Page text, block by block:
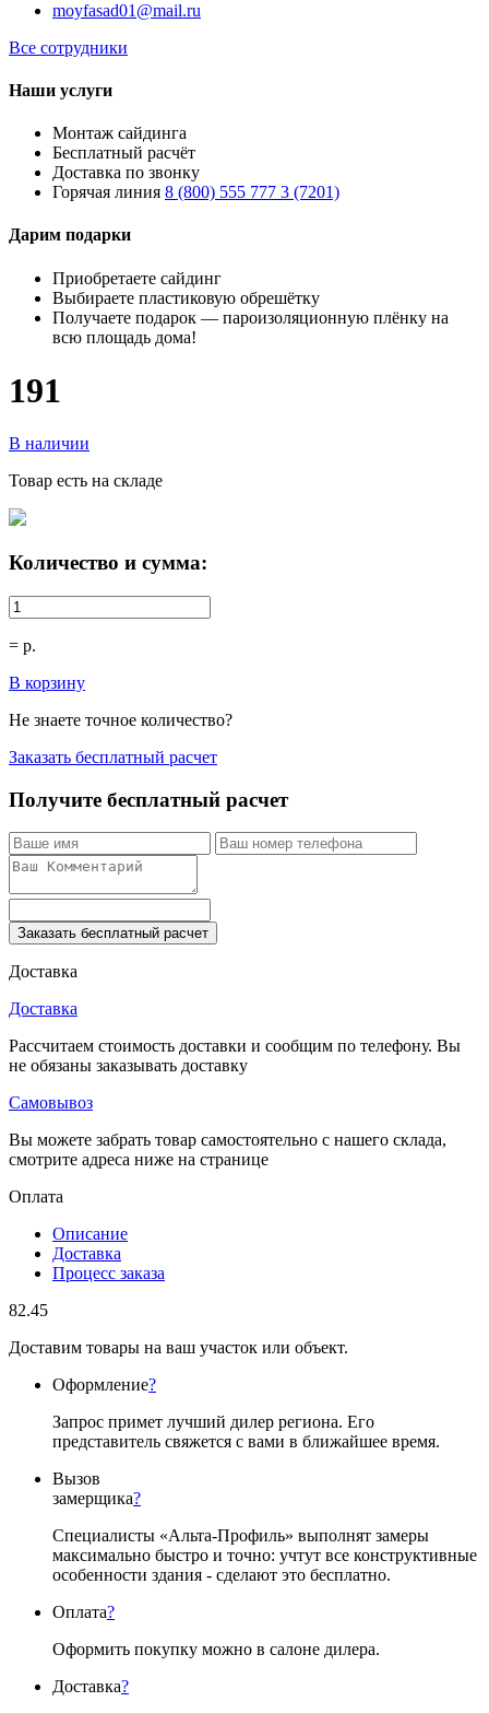
moyfasad01@mail.ru
Все сотрудники
Наши услуги
Монтаж сайдинга
Бесплатный расчёт
Доставка по звонку
Горячая линия 8 (800) 555 777 3 (7201)
Дарим подарки
Приобретаете сайдинг
Выбираете пластиковую обрешётку
Получаете подарок — пароизоляционную плёнку на
всю площадь дома!
191
В наличии
Товар есть на складе
Количество и сумма:
= р.
В корзину
Не знаете точное количество?
Заказать бесплатный расчет
Получите бесплатный расчет
Заказать бесплатный расчет
Доставка
Доставка
Рассчитаем стоимость доставки и сообщим по телефону. Вы
не обязаны заказывать доставку
Самовывоз
Вы можете забрать товар самостоятельно с нашего склада,
смотрите адреса ниже на странице
Оплата
Описание
Доставка
Процесс заказа
82.45
Доставим товары на ваш участок или объект.
Оформление?
Запрос примет лучший дилер региона. Его
представитель свяжется с вами в ближайшее время.
Вызов
замерщика?
Специалисты «Альта-Профиль» выполнят замеры
максимально быстро и точно: учтут все конструктивные
особенности здания - сделают это бесплатно.
Оплата?
Оформить покупку можно в салоне дилера.
Доставка?